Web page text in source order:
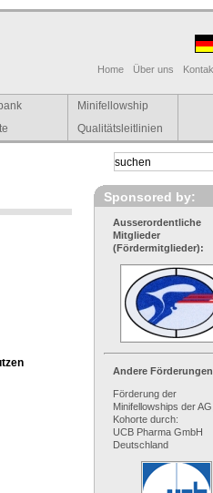
Home Über uns
Minifellowship
Qualitätsleitlinien
Sponsored by:
Ausserordentliche
Mitglieder
(Fördermitglieder):
Andere
Förderung der
Minifellowships der AG,
Kohorte durch:
UCB Pharma GmbH
Deutschland